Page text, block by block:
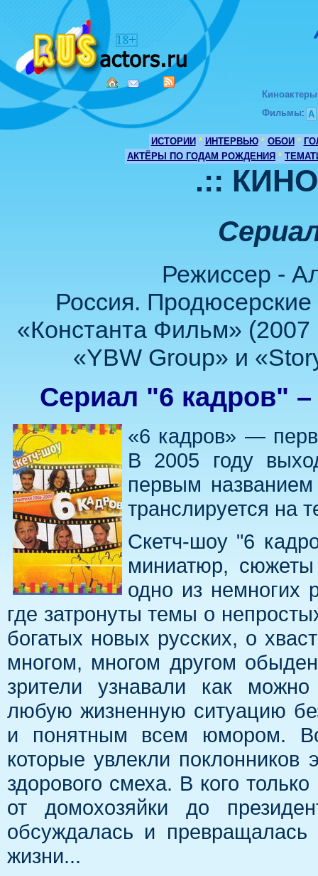
Киноактеры
Фильмы: А
ИСТОРИИ * ИНТЕРВЬЮ * ОБОИ *
АКТЁРЫ ПО ГОДАМ РОЖДЕНИЯ *
.::
Режиссер -
Россия.
«Константа Фильм» (2007
«YBW Group» и
Сериал "6 кадров"
«6 кадров» —
В 2005 году
первым
транслируется на
Скетч-шоу "6
миниатюр,
одно из немногих
где затронуты темы о
богатых новых русских, о
многом, многом другом
зрители узнавали как
любую жизненную ситуацию
и понятным всем юмором.
которые увлекли
здорового смеха. В кого
от домохозяйки до
обсуждалась и
жизни...